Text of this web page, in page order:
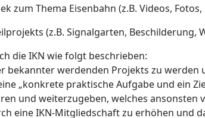
zum Thema Eisenbahn (z.B. Videos, Fotos,
(z.B. Signalgarten, Beschilderung,
die IKN wie folgt beschrieben:
bekannter werdenden Projekts zu werden
„konkrete praktische Aufgabe und ein
und weiterzugeben, welches
eine IKN-Mitgliedschaft zu erhöhen und